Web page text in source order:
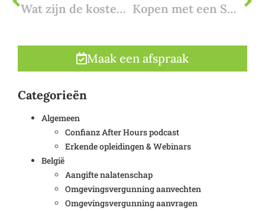
Wat zijn de kosten van de aankoop van een woning in Frankrijk? Kopen met een SCI in Frankrijk: interessant?
Maak een afspraak
Categorieën
Algemeen
Confianz After Hours podcast
Erkende opleidingen & Webinars
België
Aangifte nalatenschap
Omgevingsvergunning aanvechten
Omgevingsvergunning aanvragen